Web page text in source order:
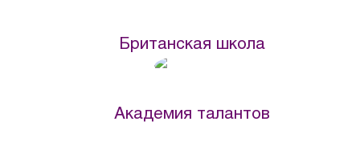
Британская школа
Академия талантов